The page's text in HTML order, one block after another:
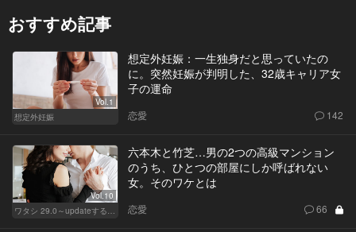
おすすめ記事
Vol.1
想定外妊娠
想定外妊娠：一生独身だと思っていたの
に。突然妊娠が判明した、32歳キャリア女
子の運命
恋愛 142
Vol.10
ワタシ 29.0～updateする女～
六本木と竹芝…男の2つの高級マンション
のうち、ひとつの部屋にしか呼ばれない
女。そのワケとは
恋愛 66